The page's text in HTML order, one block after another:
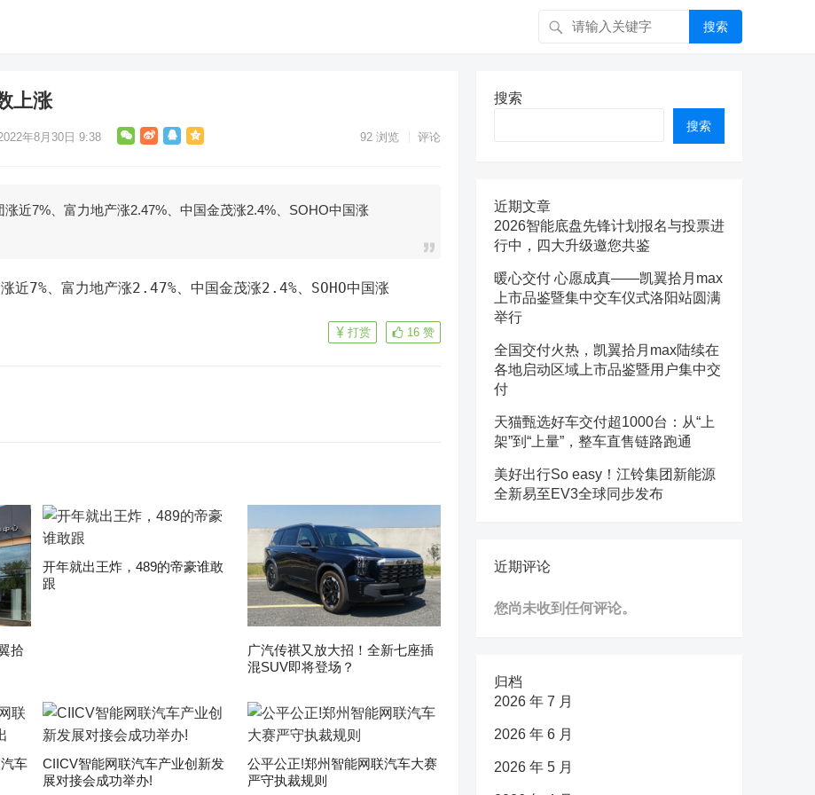
搜索
上涨
年8月30日 9:38 92 浏览 评论
近7%、富力地产涨2.47%、中国金茂涨2.4%、SOHO中国涨
16 赞
打赏
拾
开年就出王炸，489的帝豪谁敢
跟
广汽传祺又放大招！全新七座插
混SUV即将登场？
车
CIICV智能网联汽车产业创新发
展对接会成功举办!
公平公正!郑州智能网联汽车大赛
严守执裁规则
搜索
搜索
近期文章
2026智能底盘先锋计划报名与投票进
行中，四大升级邀您共鉴
暖心交付 心愿成真——凯翼拾月max
上市品鉴暨集中交车仪式洛阳站圆满
举行
全国交付火热，凯翼拾月max陆续在
各地启动区域上市品鉴暨用户集中交
付
天猫甄选好车交付超1000台：从“上
架”到“上量”，整车直售链路跑通
美好出行So easy！江铃集团新能源
全新易至EV3全球同步发布
近期评论
您尚未收到任何评论。
归档
2026 年 7 月
2026 年 6 月
2026 年 5 月